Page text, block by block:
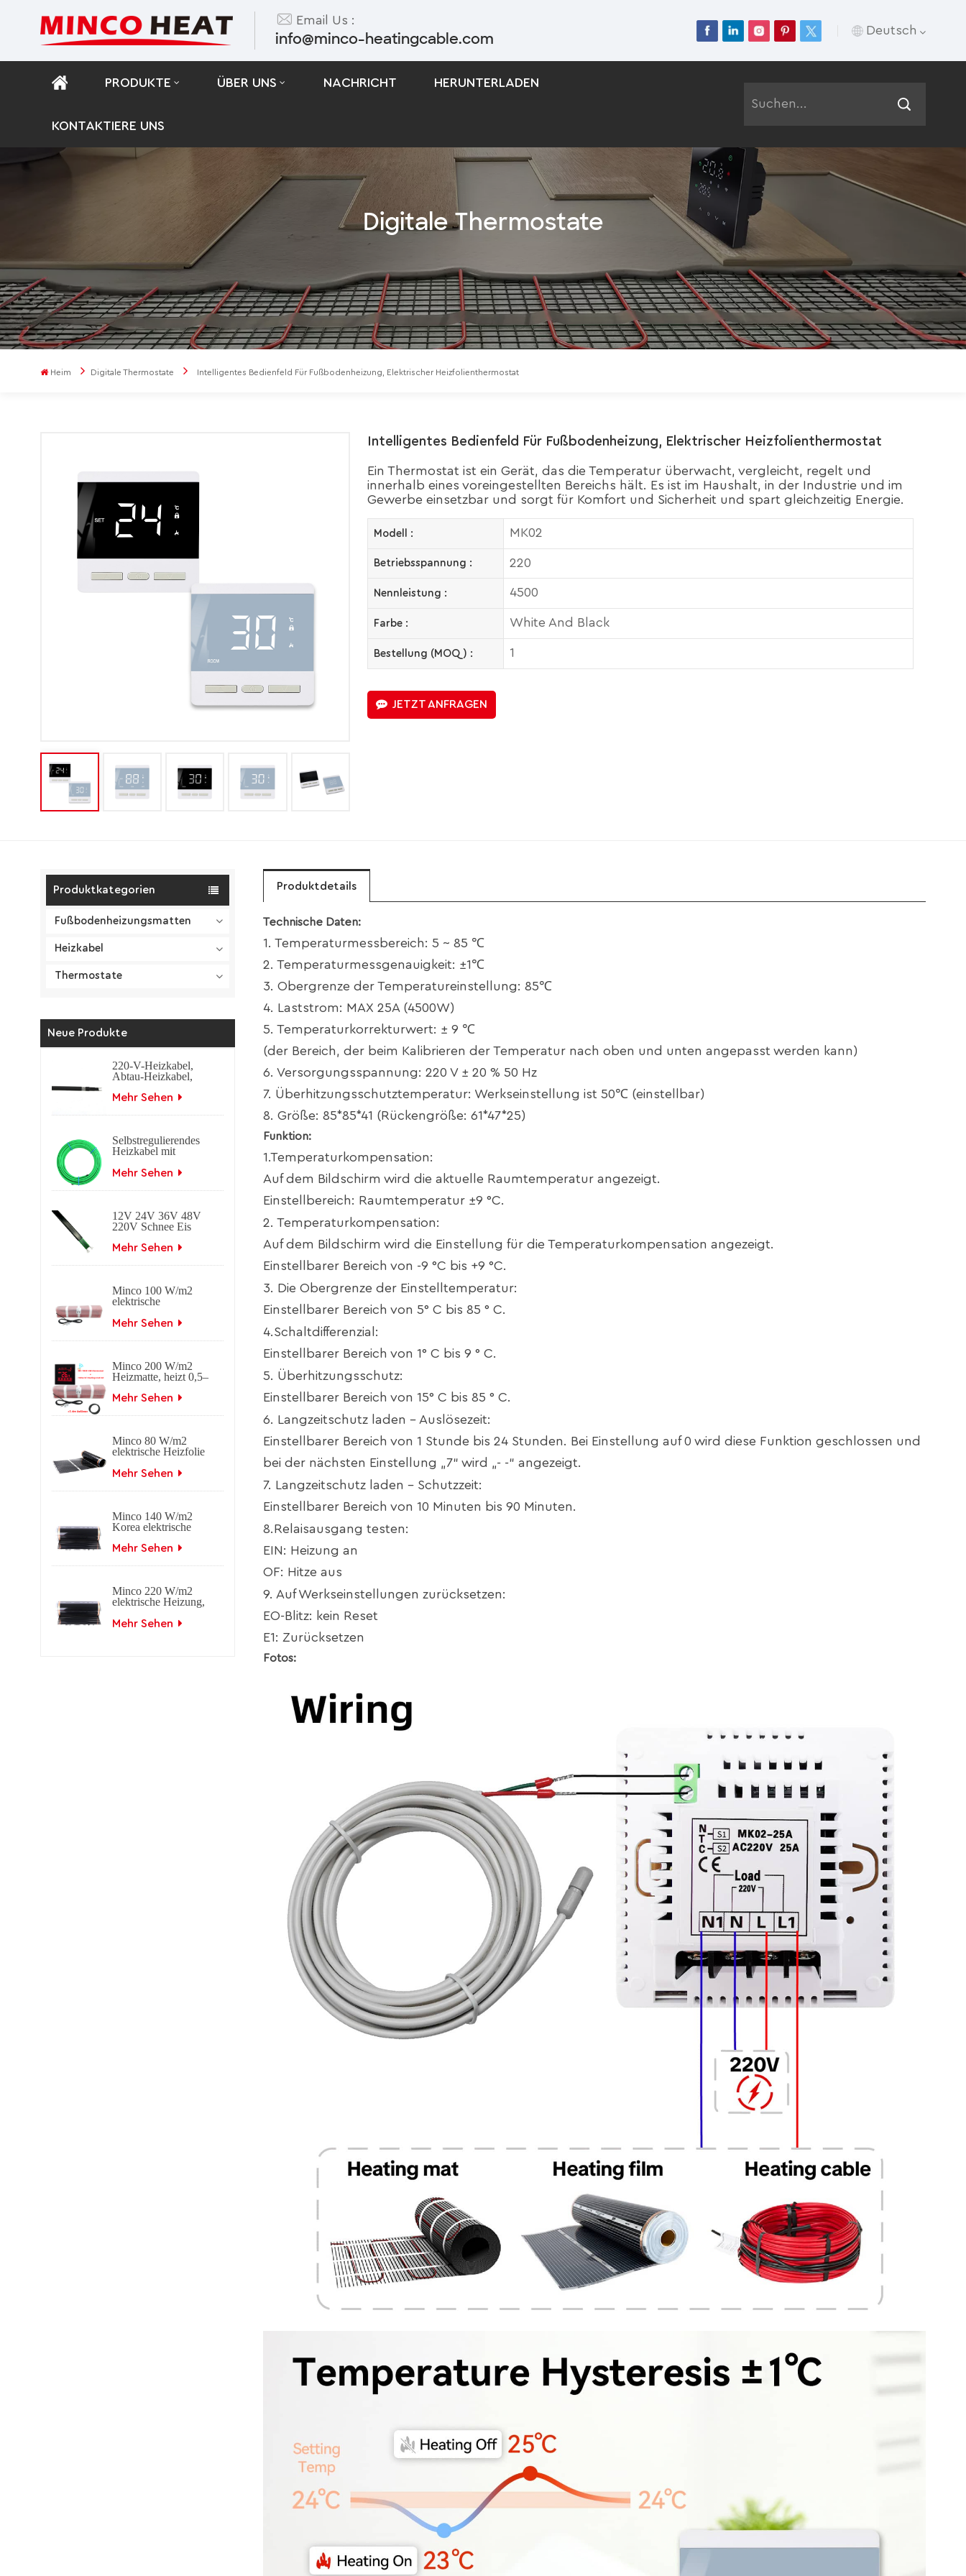
Email Us :
info@minco-heatingcable.com Deutsch
Русский
Español
Português
Polski
PRODUKTE ÜBER UNS NACHRICHT HERUNTERLADEN
KONTAKTIERE UNS
Digitale Thermostate
Heim Digitale Thermostate Intelligentes Bedienfeld Für Fußbodenheizung, Elektrischer Heizfolienthermostat
Intelligentes Bedienfeld Für Fußbodenheizung, Elektrischer Heizfolienthermostat
Ein Thermostat ist ein Gerät, das die Temperatur überwacht, vergleicht, regelt und
innerhalb eines voreingestellten Bereichs hält. Es ist im Haushalt, in der Industrie und im
Gewerbe einsetzbar und sorgt für Komfort und Sicherheit und spart gleichzeitig Energie.
Modell : MK02
Betriebsspannung : 220
Nennleistung : 4500
Farbe : White And Black
Bestellung (MOQ) : 1
JETZT ANFRAGEN
Produktkategorien
Fußbodenheizungsmatten
Heizkabel
Thermostate
Neue Produkte
220-V-Heizkabel,
Abtau-Heizkabel,
Heizkabel
Mehr Sehen
Selbstregulierendes
Heizkabel mit
Frostschutz.
elektrisches
Dach- und
Dachrinnenanwendungen.
Mehr Sehen
12V 24V 36V 48V
220V Schnee Eis
selbstregulierendes
Heizkabel
Mehr Sehen
Minco 100 W/m2
elektrische
Mehr Sehen
Minco 200 W/m2
Heizmatte, heizt 0,5–
Mehr Sehen
Minco 80 W/m2
elektrische Heizfolie
Kohlenstoff
Mehr Sehen
Minco 140 W/m2
Korea elektrische
Ferninfrarot-
Mehr Sehen
Minco 220 W/m2
elektrische Heizung,
Kohlenstofffolie
Mehr Sehen
Produktdetails
Technische Daten:
1. Temperaturmessbereich: 5 ~ 85 ℃
2. Temperaturmessgenauigkeit: ±1℃
3. Obergrenze der Temperatureinstellung: 85℃
4. Laststrom: MAX 25A (4500W)
5. Temperaturkorrekturwert: ± 9 ℃
(der Bereich, der beim Kalibrieren der Temperatur nach oben und unten angepasst werden kann)
6. Versorgungsspannung: 220 V ± 20 % 50 Hz
7. Überhitzungsschutztemperatur: Werkseinstellung ist 50℃ (einstellbar)
8. Größe: 85*85*41 (Rückengröße: 61*47*25)
Funktion:
1.Temperaturkompensation:
Auf dem Bildschirm wird die aktuelle Raumtemperatur angezeigt.
Einstellbereich: Raumtemperatur ±9 °C.
2. Temperaturkompensation:
Auf dem Bildschirm wird die Einstellung für die Temperaturkompensation angezeigt.
Einstellbarer Bereich von -9 °C bis +9 °C.
3. Die Obergrenze der Einstelltemperatur:
Einstellbarer Bereich von 5° C bis 85 ° C.
4.Schaltdifferenzial:
Einstellbarer Bereich von 1° C bis 9 ° C.
5. Überhitzungsschutz:
Einstellbarer Bereich von 15° C bis 85 ° C.
6. Langzeitschutz laden – Auslösezeit:
Einstellbarer Bereich von 1 Stunde bis 24 Stunden. Bei Einstellung auf 0 wird diese Funktion geschlossen und
bei der nächsten Einstellung „7“ wird „- -“ angezeigt.
7. Langzeitschutz laden – Schutzzeit:
Einstellbarer Bereich von 10 Minuten bis 90 Minuten.
8.Relaisausgang testen:
EIN: Heizung an
OF: Hitze aus
9. Auf Werkseinstellungen zurücksetzen:
EO-Blitz: kein Reset
E1: Zurücksetzen
Fotos: